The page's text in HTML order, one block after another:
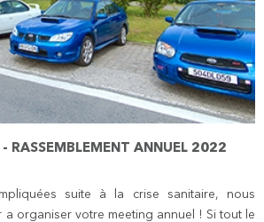
RASSEMBLEMENT ANNUEL 2022
suite à la crise sanitaire, nous
organiser votre meeting annuel ! Si tout le